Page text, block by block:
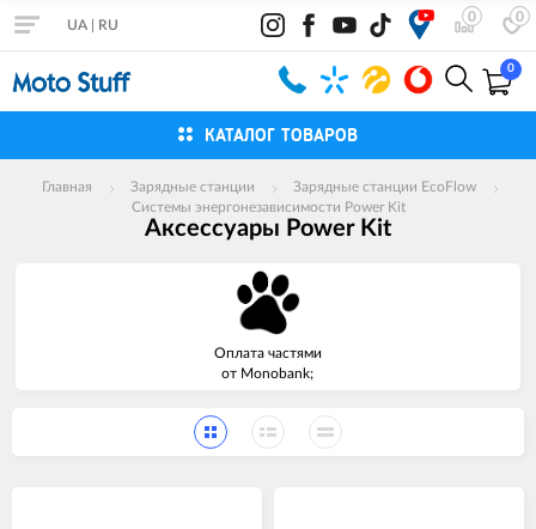
0 0
UA RU
0
КАТАЛОГ ТОВАРОВ
Главная Зарядные станции
Зарядные станции EcoFlow
Системы энергонезависимости Power Kit
Аксессуары Power Kit
Оплата частями
от Monobank;